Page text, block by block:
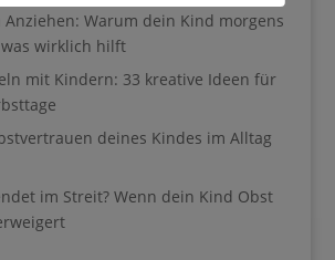
Warum dein Kind morgens
wirklich hilft
mit Kindern: 33 kreative Ideen für
deines Kindes im Alltag
im Streit? Wenn dein Kind Obst